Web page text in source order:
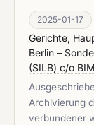
2025-01-17
Gerichte,
Berlin –
(SILB) c/o
Archivierung
verbundener